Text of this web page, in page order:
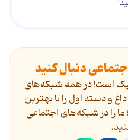
دنبال کنید
است! در همه شبکه‌های
و دسته اول را با بهترین
ما را در شبکه‌های اجتماعی